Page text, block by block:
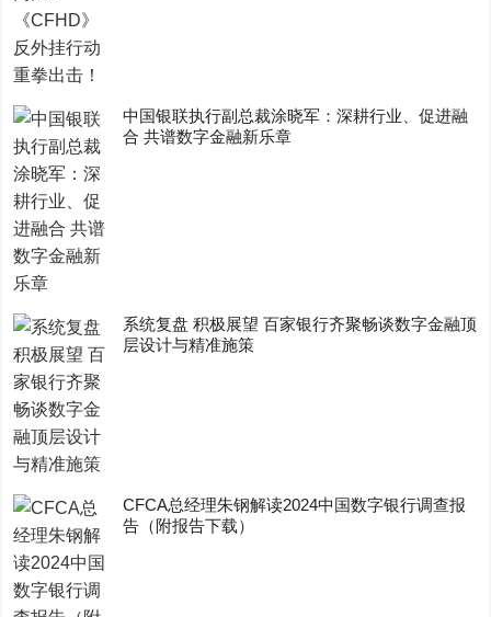
中国银联执行副总裁涂晓军：深耕行业、促进融
合 共谱数字金融新乐章
系统复盘 积极展望 百家银行齐聚畅谈数字金融顶
层设计与精准施策
CFCA总经理朱钢解读2024中国数字银行调查报
告（附报告下载）